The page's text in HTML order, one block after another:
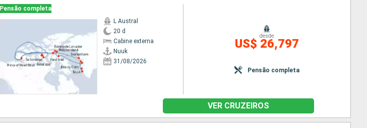
Pensão completa
L Austral
20 d
Cabine externa
Nuuk
31/08/2026
desde
US$ 26,797
Pensão completa
VER CRUZEIROS